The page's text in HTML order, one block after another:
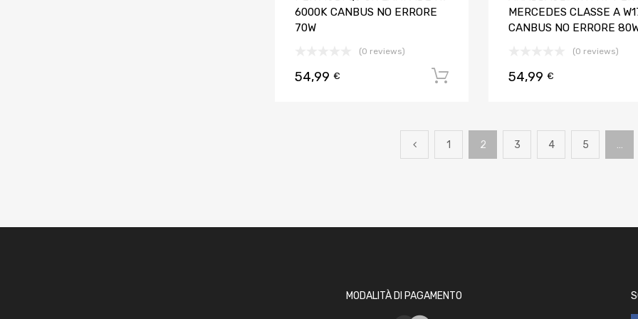
6000K CANBUS NO ERRORE
70W
(0 reviews)
54,99 € Aggiungi al carrello
MERCEDES CLASSE A
CANBUS NO ERRORE
(0 reviews)
54,99 €
1 2 3 4 5 …
MODALITÀ DI PAGAMENTO